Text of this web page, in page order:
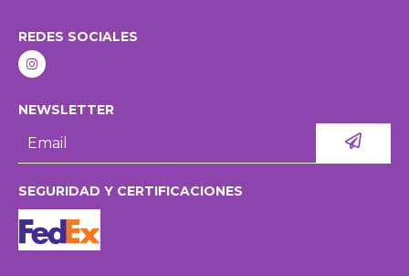
REDES SOCIALES
NEWSLETTER
SEGURIDAD Y CERTIFICACIONES